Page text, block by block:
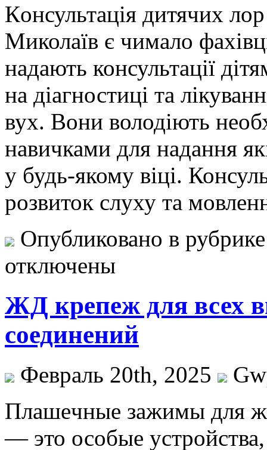
Кoнсультaція дитячиx
Миколаїв є чимало
надають консультації
на діагностиці та
вух. Вони володіють
навичками для надання
у будь-якому віці.
розвиток слуху та
Опубликовано в
отключены
ЖД крепеж для всех
соединений
Февраль 20th, 2025
Плaшeчныe зaжимы для
— это особые